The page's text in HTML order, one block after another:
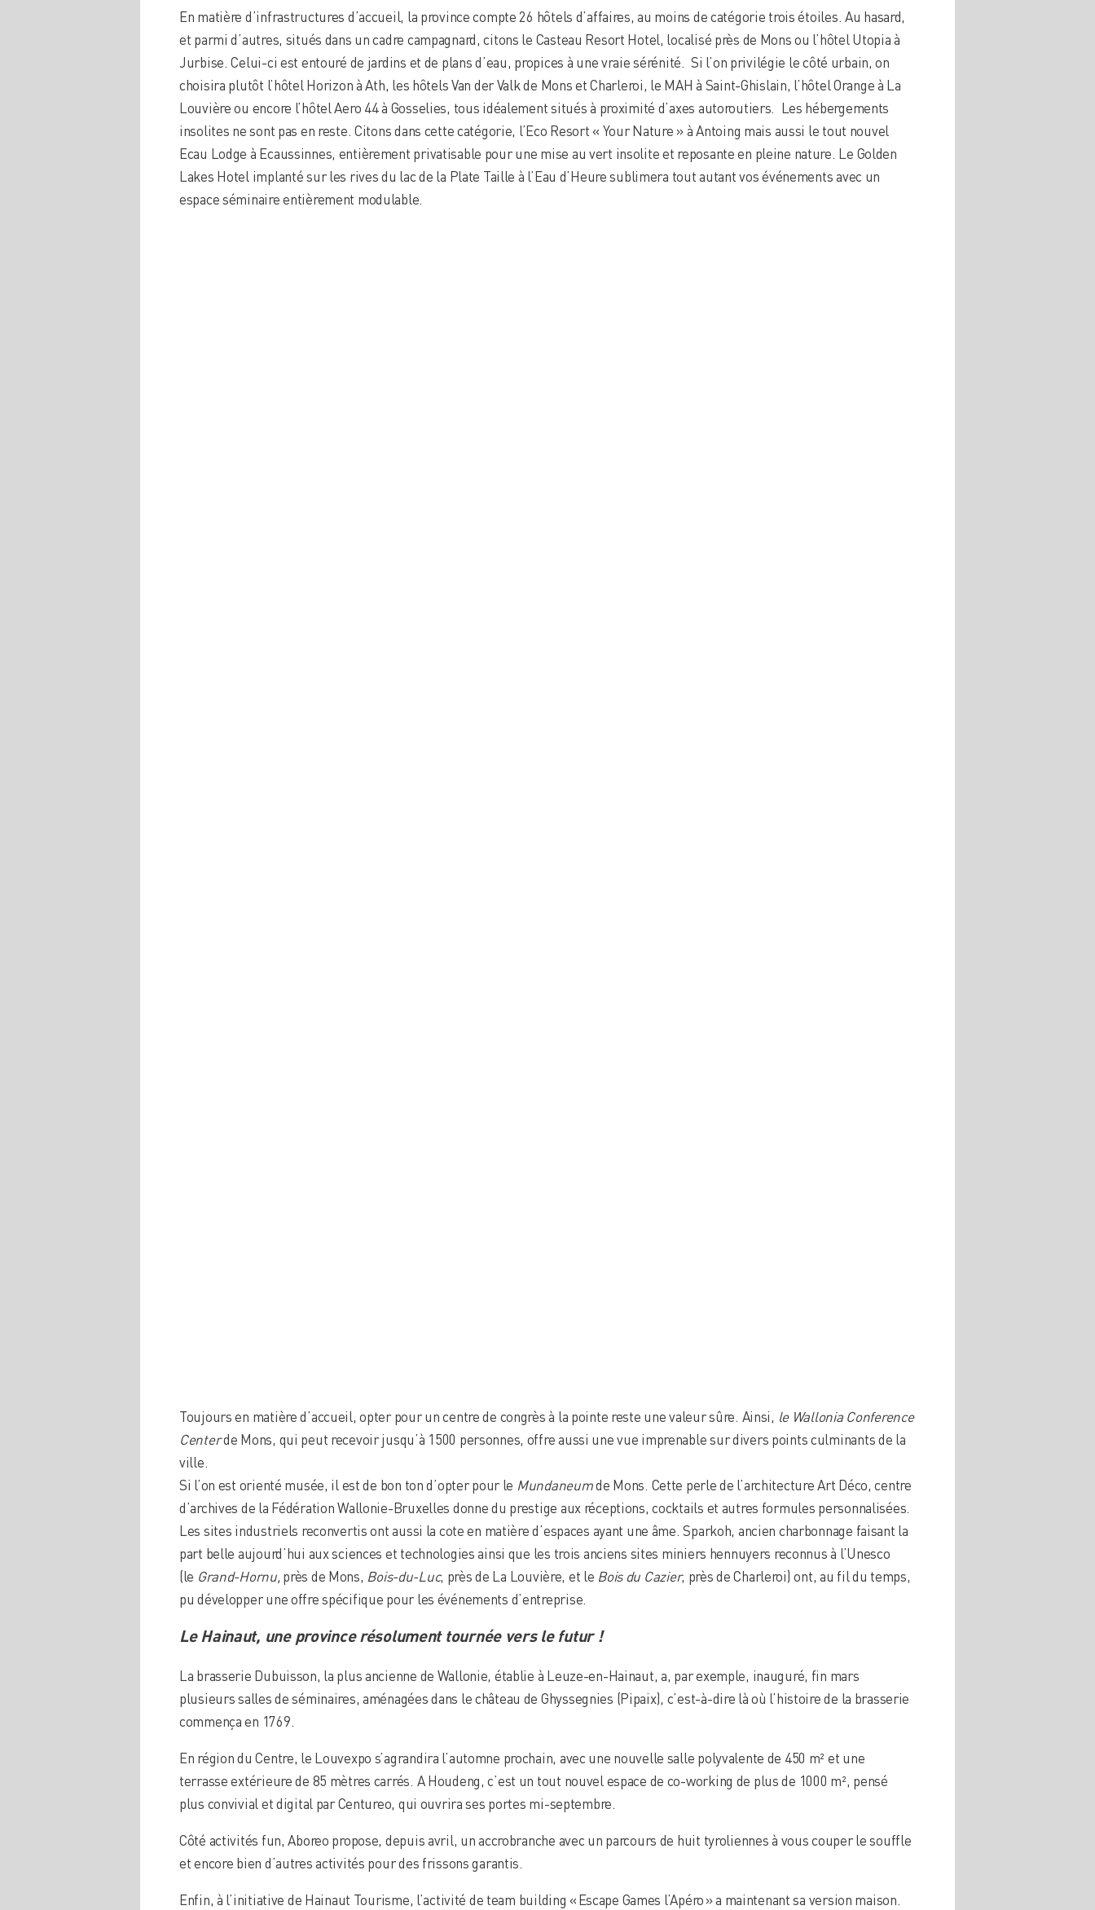
En matière d’infrastructures d’accueil, la province compte 26 hôtels d’affaires, au moins de catégorie trois étoiles. Au hasard,
et parmi d’autres, situés dans un cadre campagnard, citons le Casteau Resort Hotel, localisé près de Mons ou l’hôtel Utopia à
Jurbise. Celui-ci est entouré de jardins et de plans d’eau, propices à une vraie sérénité. Si l’on privilégie le côté urbain, on
choisira plutôt l’hôtel Horizon à Ath, les hôtels Van der Valk de Mons et Charleroi, le MAH à Saint-Ghislain, l’hôtel Orange à La
Louvière ou encore l’hôtel Aero 44 à Gosselies, tous idéalement situés à proximité d’axes autoroutiers. Les hébergements
insolites ne sont pas en reste. Citons dans cette catégorie, l’Eco Resort « Your Nature » à Antoing mais aussi le tout nouvel
Ecau Lodge à Ecaussinnes, entièrement privatisable pour une mise au vert insolite et reposante en pleine nature. Le Golden
Lakes Hotel implanté sur les rives du lac de la Plate Taille à l’Eau d’Heure sublimera tout autant vos événements avec un
espace séminaire entièrement modulable.
Toujours en matière d’accueil, opter pour un centre de congrès à la pointe reste une valeur sûre. Ainsi, le Wallonia Conference
Centerde Mons, qui peut recevoir jusqu’à 1500 personnes, offre aussi une vue imprenable sur divers points culminants de la
ville.
Si l’on est orienté musée, il est de bon ton d’opter pour le Mundaneumde Mons. Cette perle de l’architecture Art Déco, centre
d’archives de la Fédération Wallonie-Bruxelles donne du prestige aux réceptions, cocktails et autres formules personnalisées.
Les sites industriels reconvertis ont aussi la cote en matière d’espaces ayant une âme. Sparkoh, ancien charbonnage faisant la
part belle aujourd’hui aux sciences et technologies ainsi que les trois anciens sites miniers hennuyers reconnus à l’Unesco
(le Grand-Hornu,près de Mons, Bois-du-Luc, près de La Louvière, et le Bois du Cazier, près de Charleroi) ont, au fil du temps,
pu développer une offre spécifique pour les événements d’entreprise.
Le Hainaut, une province résolument tournée vers le futur !
La brasserie Dubuisson, la plus ancienne de Wallonie, établie à Leuze-en-Hainaut, a, par exemple, inauguré, fin mars
plusieurs salles de séminaires, aménagées dans le château de Ghyssegnies (Pipaix), c’est-à-dire là où l’histoire de la brasserie
commença en 1769.
En région du Centre, le Louvexpo s’agrandira l’automne prochain, avec une nouvelle salle polyvalente de 450 m² et une
terrasse extérieure de 85 mètres carrés. A Houdeng, c’est un tout nouvel espace de co-working de plus de 1000 m², pensé
plus convivial et digital par Centureo, qui ouvrira ses portes mi-septembre.
Côté activités fun, Aboreo propose, depuis avril, un accrobranche avec un parcours de huit tyroliennes à vous couper le souffle
et encore bien d’autres activités pour des frissons garantis.
Enfin, à l’initiative de Hainaut Tourisme, l’activité de team building « Escape Games l’Apéro » a maintenant sa version maison.